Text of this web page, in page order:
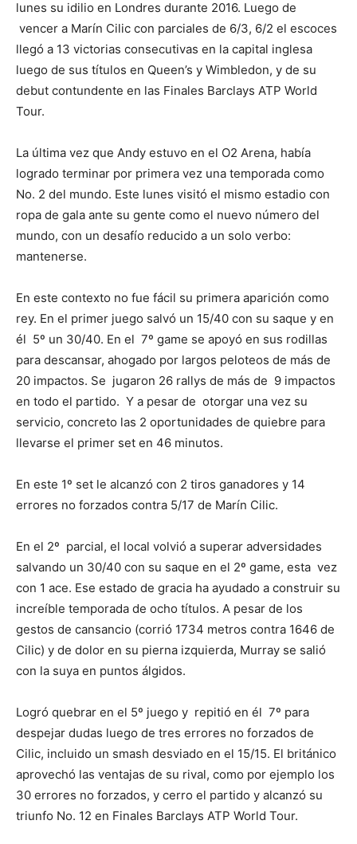
lunes su idilio en Londres durante 2016. Luego de
vencer a Marín Cilic con parciales de 6/3, 6/2 el escoces
llegó a 13 victorias consecutivas en la capital inglesa
luego de sus títulos en Queen’s y Wimbledon, y de su
debut contundente en las Finales Barclays ATP World
Tour.
La última vez que Andy estuvo en el O2 Arena, había
logrado terminar por primera vez una temporada como
No. 2 del mundo. Este lunes visitó el mismo estadio con
ropa de gala ante su gente como el nuevo número del
mundo, con un desafío reducido a un solo verbo:
mantenerse.
En este contexto no fue fácil su primera aparición como
rey. En el primer juego salvó un 15/40 con su saque y en
él 5º un 30/40. En el 7º game se apoyó en sus rodillas
para descansar, ahogado por largos peloteos de más de
20 impactos. Se jugaron 26 rallys de más de 9 impactos
en todo el partido. Y a pesar de otorgar una vez su
servicio, concreto las 2 oportunidades de quiebre para
llevarse el primer set en 46 minutos.
En este 1º set le alcanzó con 2 tiros ganadores y 14
errores no forzados contra 5/17 de Marín Cilic.
En el 2º parcial, el local volvió a superar adversidades
salvando un 30/40 con su saque en el 2º game, esta vez
con 1 ace. Ese estado de gracia ha ayudado a construir su
increíble temporada de ocho títulos. A pesar de los
gestos de cansancio (corrió 1734 metros contra 1646 de
Cilic) y de dolor en su pierna izquierda, Murray se salió
con la suya en puntos álgidos.
Logró quebrar en el 5º juego y repitió en él 7º para
despejar dudas luego de tres errores no forzados de
Cilic, incluido un smash desviado en el 15/15. El británico
aprovechó las ventajas de su rival, como por ejemplo los
30 errores no forzados, y cerro el partido y alcanzó su
triunfo No. 12 en Finales Barclays ATP World Tour.